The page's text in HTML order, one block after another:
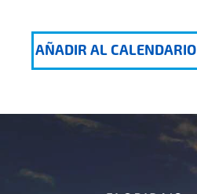
AÑADIR AL CALENDARIO